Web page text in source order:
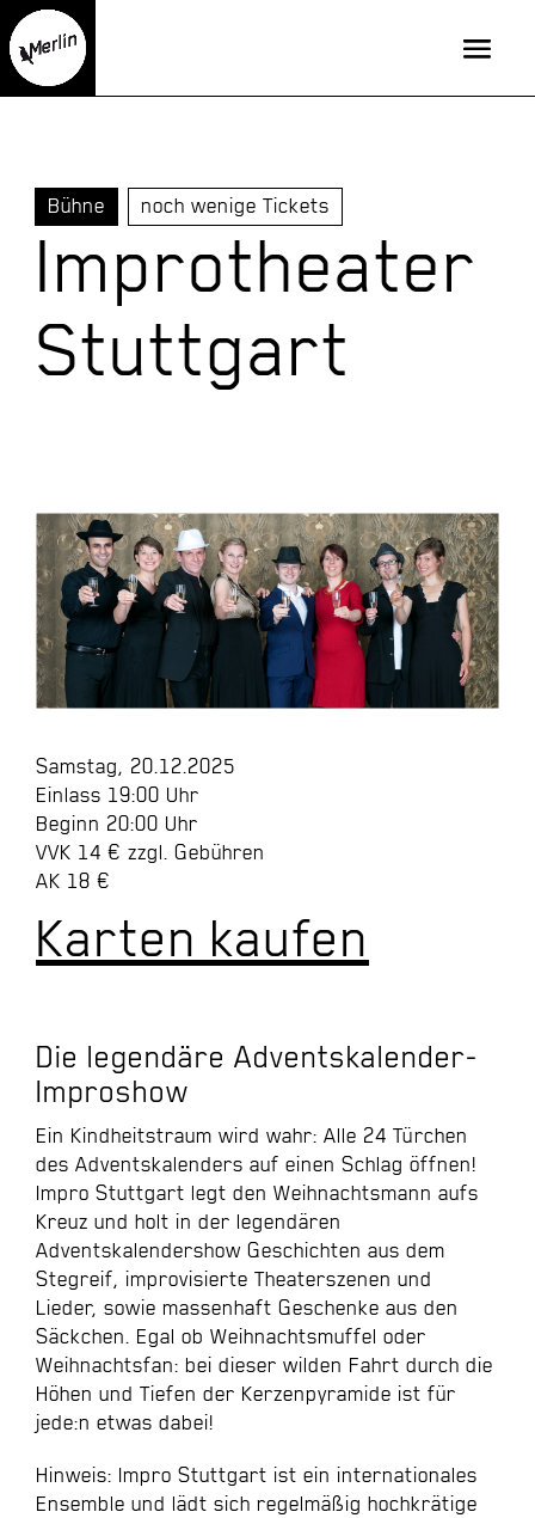
Bühne noch wenige Tickets
Improtheater
Stuttgart
Samstag, 20.12.2025
Einlass 19:00 Uhr
Beginn 20:00 Uhr
VVK 14 € zzgl. Gebühren
AK 18 €
Karten kaufen
Die legendäre Adventskalender-
Improshow
Ein Kindheitstraum wird wahr: Alle 24 Türchen
des Adventskalenders auf einen Schlag öffnen!
Impro Stuttgart legt den Weihnachtsmann aufs
Kreuz und holt in der legendären
Adventskalendershow Geschichten aus dem
Stegreif, improvisierte Theaterszenen und
Lieder, sowie massenhaft Geschenke aus den
Säckchen. Egal ob Weihnachtsmuffel oder
Weihnachtsfan: bei dieser wilden Fahrt durch die
Höhen und Tiefen der Kerzenpyramide ist für
jede:n etwas dabei!
Hinweis: Impro Stuttgart ist ein internationales
Ensemble und lädt sich regelmäßig hochkrätige